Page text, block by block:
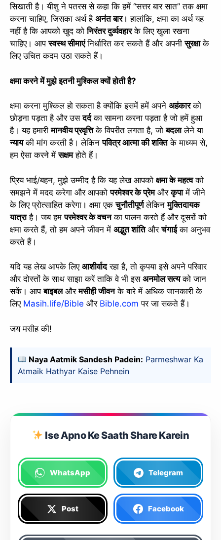
सिखाती है। यीशु ने पतरस से कहा कि हमें “सत्तर बार सात” तक क्षमा
करना चाहिए, जिसका अर्थ है अनंत बार। हालांकि, क्षमा का अर्थ यह
नहीं है कि आपको खुद कोनिरंतर दुर्व्यवहारके लिए खुला रखना
चाहिए। आपस्वस्थ सीमाएंनिर्धारित कर सकते हैं और अपनीसुरक्षाके
लिए उचित कदम उठा सकते हैं।
क्षमा करने में मुझे इतनी मुश्किल क्यों होती है?
क्षमा करना मुश्किल हो सकता है क्योंकि इसमें हमें अपने अहंकारको
छोड़ना पड़ता है और उसदर्दका सामना करना पड़ता है जो हमें हुआ
है। यह हमारीमानवीय प्रवृत्तिके विपरीत लगता है, जोबदलालेने या
न्यायकी मांग करती है। लेकिनपवित्र आत्मा की शक्तिके माध्यम से,
हम ऐसा करने मेंसक्षमहोते हैं।
प्रिय भाई/बहन, मुझे उम्मीद है कि यह लेख आपको क्षमा के महत्वको
समझने में मदद करेगा और आपकोपरमेश्वर के प्रेमऔरकृपामें जीने
के लिए प्रोत्साहित करेगा। क्षमा एकचुनौतीपूर्णलेकिनमुक्तिदायक
यात्राहै। जब हमपरमेश्वर के वचनका पालन करते हैं और दूसरों को
क्षमा करते हैं, तो हम अपने जीवन में अद्भुत शांतिऔरचंगाईका अनुभव
करते हैं।
यदि यह लेख आपके लिए आशीर्वादरहा है, तो कृपया इसे अपने परिवार
और दोस्तों के साथ साझा करें ताकि वे भी इस अनमोल सत्यको जान
सकें। आपबाइबलऔरमसीही जीवनके बारे में अधिक जानकारी के
लिए Masih.life/Bible और Bible.com पर जा सकते हैं।
जय मसीह की!
Naya Aatmik Sandesh Padein: Parmeshwar Ka
Atmaik Hathyar Kaise Pehnein
Ise Apno Ke Saath Share Karein
WhatsApp Telegram
Post Facebook